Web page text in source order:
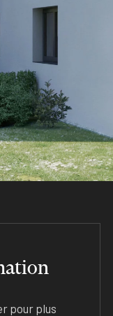
pour plus